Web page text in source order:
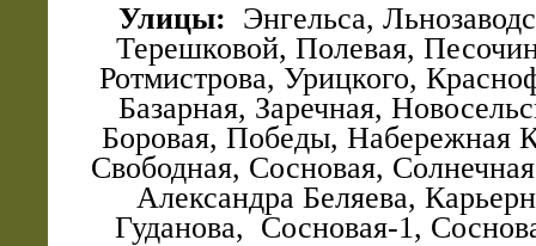
Улицы: Энгельса,
Терешковой, Полевая,
Ротмистрова, Урицкого,
Базарная, Заречная,
Боровая, Победы, Набережная
Свободная, Сосновая,
Александра Беляева,
Гуданова, Сосновая-1,